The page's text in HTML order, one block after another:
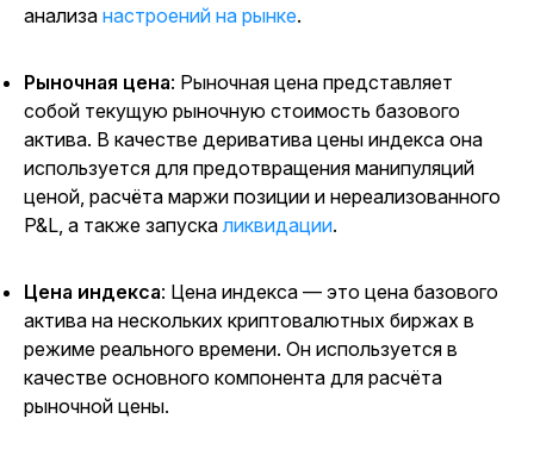
анализа настроений на рынке.
Рыночная цена: Рыночная цена представляет
собой текущую рыночную стоимость базового
актива. В качестве дериватива цены индекса она
используется для предотвращения манипуляций
ценой, расчёта маржи позиции и нереализованного
P&L, а также запуска ликвидации.
Цена индекса: Цена индекса — это цена базового
актива на нескольких криптовалютных биржах в
режиме реального времени. Он используется в
качестве основного компонента для расчёта
рыночной цены.